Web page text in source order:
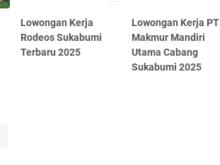
Lowongan Kerja
Rodeos Sukabumi
Terbaru 2025
Lowongan Kerja PT
Makmur Mandiri
Utama Cabang
Sukabumi 2025